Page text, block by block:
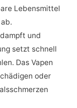
Lebensmittel
und
setzt schnell
Das Vapen
oder